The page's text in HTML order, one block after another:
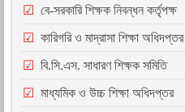
বে-সরকারি শিক্ষক নিবন্ধন কর্তৃপক্ষ
কারিগরি ও মাদ্রাসা শিক্ষা অধিদপ্তর
বি.সি.এস. সাধারণ শিক্ষক সমিতি
মাধ্যমিক ও উচ্চ শিক্ষা অধিদপ্তর